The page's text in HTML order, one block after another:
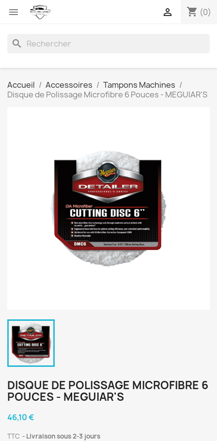
 shopping_cart (0)

search
Accueil Accessoires
Tampons Machines
Disque de Polissage Microfibre 6 Pouces - MEGUIAR'S
DISQUE DE POLISSAGE MICROFIBRE 6
POUCES - MEGUIAR'S
46,10 €
TTC Livraison sous 2-3 jours